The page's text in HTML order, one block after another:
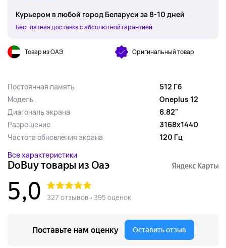
Курьером в любой город Беларуси за 8-10 дней
Бесплатная доставка с абсолютной гарантией
Товар из ОАЭ Оригинальный товар
Постоянная память
512 Гб
Модель
Oneplus 12
Диагональ экрана
6.82"
Разрешение
3168x1440
Частота обновления экрана
120 Гц
Все характеристики